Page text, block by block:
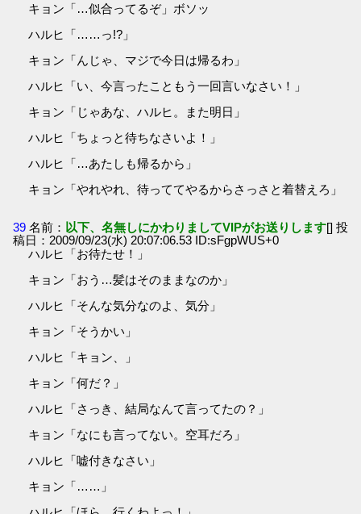
キョン「…似合ってるぞ」ボソッ
ハルヒ「……っ!?」
キョン「んじゃ、マジで今日は帰るわ」
ハルヒ「い、今言ったこともう一回言いなさい！」
キョン「じゃあな、ハルヒ。また明日」
ハルヒ「ちょっと待ちなさいよ！」
ハルヒ「…あたしも帰るから」
キョン「やれやれ、待っててやるからさっさと着替えろ」
39 名前： 以下、名無しにかわりましてVIPがお送りします[] 投
稿日：2009/09/23(水) 20:07:06.53 ID:sFgpWUS+0
ハルヒ「お待たせ！」
キョン「おう…髪はそのままなのか」
ハルヒ「そんな気分なのよ、気分」
キョン「そうかい」
ハルヒ「キョン、」
キョン「何だ？」
ハルヒ「さっき、結局なんて言ってたの？」
キョン「なにも言ってない。空耳だろ」
ハルヒ「嘘付きなさい」
キョン「……」